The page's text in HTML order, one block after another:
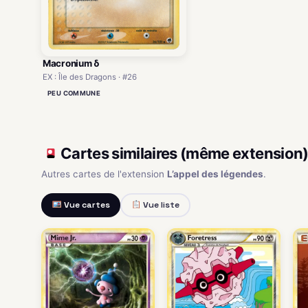
Macronium δ
EX : Île des Dragons · #26
PEU COMMUNE
Cartes similaires (même extension)
Autres cartes de l'extension L’appel des légendes.
Vue cartes Vue liste